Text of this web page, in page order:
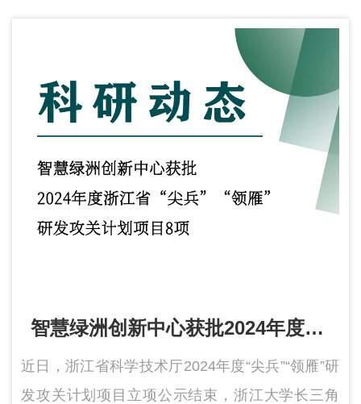
智慧绿洲创新中心获批2024年度浙
江省 “尖兵”“领雁”研发攻关计划项
目8项
近日，浙江省科学技术厅2024年度“尖兵”“领雁”研
发攻关计划项目立项公示结束，浙江大学长三角